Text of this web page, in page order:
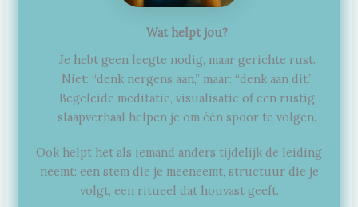
Wat helpt jou?
Je hebt geen leegte nodig, maar gerichte rust.
Niet: “denk nergens aan,” maar: “denk aan dit.”
Begeleide meditatie, visualisatie of een rustig
slaapverhaal helpen je om één spoor te volgen.
Ook helpt het als iemand anders tijdelijk de leiding
neemt: een stem die je meeneemt, structuur die je
volgt, een ritueel dat houvast geeft.